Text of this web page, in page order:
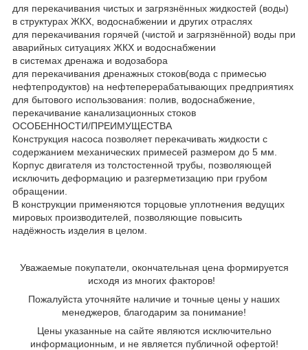
для перекачивания чистых и загрязнённых жидкостей (воды)
в структурах ЖКХ, водоснабжении и других отраслях
для перекачивания горячей (чистой и загрязнённой) воды при
аварийных ситуациях ЖКХ и водоснабжении
в системах дренажа и водозабора
для перекачивания дренажных стоков(вода с примесью
нефтепродуктов) на нефтеперерабатывающих предприятиях
для бытового использования: полив, водоснабжение,
перекачивание канализационных стоков
ОСОБЕННОСТИ/ПРЕИМУЩЕСТВА
Конструкция насоса позволяет перекачивать жидкости с
содержанием механических примесей размером до 5 мм.
Корпус двигателя из толстостенной трубы, позволяющей
исключить деформацию и разгерметизацию при грубом
обращении.
В конструкции применяются торцовые уплотнения ведущих
мировых производителей, позволяющие повысить
надёжность изделия в целом.
Уважаемые покупатели, окончательная цена формируется
исходя из многих факторов!
Пожалуйста уточняйте наличие и точные цены у наших
менеджеров, благодарим за понимание!
Цены указанные на сайте являются исключительно
информационным, и не является публичной офертой!